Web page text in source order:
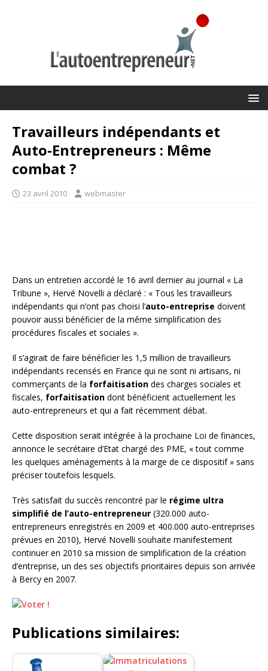
Travailleurs indépendants et
Auto-Entrepreneurs : Même
combat ?
23 avril 2010 webmaster
Dans un entretien accordé le 16 avril dernier au journal « La
Tribune », Hervé Novelli a déclaré : « Tous les travailleurs
indépendants qui n’ont pas choisi l’auto-entreprise doivent
pouvoir aussi bénéficier de la même simplification des
procédures fiscales et sociales ».
Il s’agirait de faire bénéficier les 1,5 million de travailleurs
indépendants recensés en France qui ne sont ni artisans, ni
commerçants de la forfaitisation des charges sociales et
fiscales, forfaitisation dont bénéficient actuellement les
auto-entrepreneurs et qui a fait récemment débat.
Cette disposition serait intégrée à la prochaine Loi de finances,
annonce le secrétaire d’Etat chargé des PME, « tout comme
les quelques aménagements à la marge de ce dispositif » sans
préciser toutefois lesquels.
Très satisfait du succès rencontré par le régime ultra
simplifié de l’auto-entrepreneur (320.000 auto-
entrepreneurs enregistrés en 2009 et 400.000 auto-entreprises
prévues en 2010), Hervé Novelli souhaite manifestement
continuer en 2010 sa mission de simplification de la création
d’entreprise, un des ses objectifs prioritaires depuis son arrivée
à Bercy en 2007.
Publications similaires: